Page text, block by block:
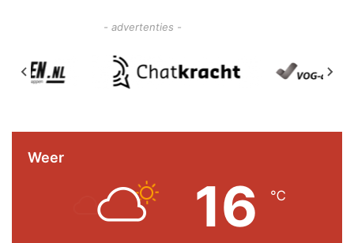
- advertenties -
Weer
16 ℃